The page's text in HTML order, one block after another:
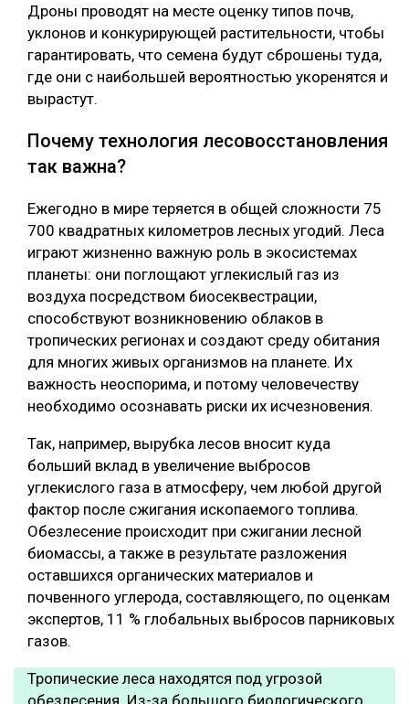
Дроны проводят на месте оценку типов почв,
уклонов и конкурирующей растительности, чтобы
гарантировать, что семена будут сброшены туда,
где они с наибольшей вероятностью укоренятся и
вырастут.
Почему технология лесовосстановления
так важна?
Ежегодно в мире теряется в общей сложности 75
700 квадратных километров лесных угодий. Леса
играют жизненно важную роль в экосистемах
планеты: они поглощают углекислый газ из
воздуха посредством биосеквестрации,
способствуют возникновению облаков в
тропических регионах и создают среду обитания
для многих живых организмов на планете. Их
важность неоспорима, и потому человечеству
необходимо осознавать риски их исчезновения.
Так, например, вырубка лесов вносит куда
больший вклад в увеличение выбросов
углекислого газа в атмосферу, чем любой другой
фактор после сжигания ископаемого топлива.
Обезлесение происходит при сжигании лесной
биомассы, а также в результате разложения
оставшихся органических материалов и
почвенного углерода, составляющего, по оценкам
экспертов, 11 % глобальных выбросов парниковых
газов.
Тропические леса находятся под угрозой